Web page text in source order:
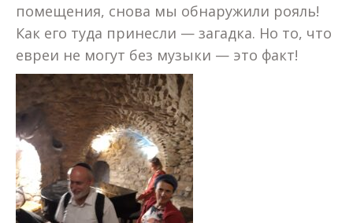
помещения, снова мы обнаружили рояль!
Как его туда принесли — загадка. Но то, что
евреи не могут без музыки — это факт!